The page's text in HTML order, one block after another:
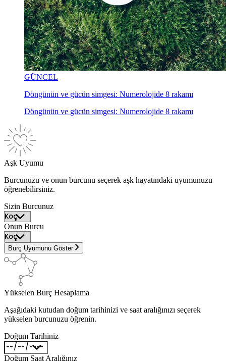
GÜNCEL
Döngünün ve gücün simgesi: Numerolojide 8 rakamı
Döngünün ve gücün simgesi: Numerolojide 8 rakamı
Aşk Uyumu
Burcunuzu ve onun burcunu seçerek aşk hayatındaki uyumunuzu
öğrenebilirsiniz.
Sizin Burcunuz
Onun Burcu
Burç Uyumunu Göster
Yükselen Burç Hesaplama
Aşağıdaki kutudan doğum tarihinizi ve saat aralığınızı seçerek
yükselen burcunuzu öğrenin.
Doğum Tarihiniz
Doğum Saat Aralığınız